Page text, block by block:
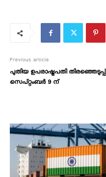
Previous article
പുതിയ ഉപരാഷ്ട്രപതി തിരഞ്ഞെടുപ്പ്
സെപ്റ്റംബർ 9 ന്